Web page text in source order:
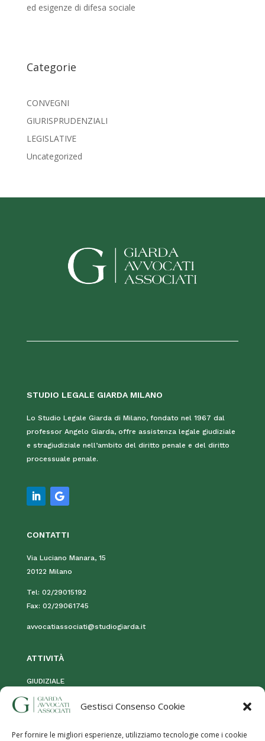
Gestisci Consenso Cookie
Per fornire le migliori esperienze, utilizziamo tecnologie come i cookie
ed esigenze di difesa sociale
Categorie
CONVEGNI
GIURISPRUDENZIALI
LEGISLATIVE
Uncategorized
STUDIO LEGALE GIARDA MILANO
Lo Studio Legale Giarda di Milano, fondato nel 1967 dal
professor Angelo Giarda, offre assistenza legale giudiziale
e stragiudiziale nell’ambito del diritto penale e del diritto
processuale penale.
CONTATTI
Via Luciano Manara, 15
20122 Milano
Tel: 02/29015192
Fax: 02/29061745
avvocatiassociati@studiogiarda.it
ATTIVITÀ
GIUDIZIALE
STRAGIUDIZIALE